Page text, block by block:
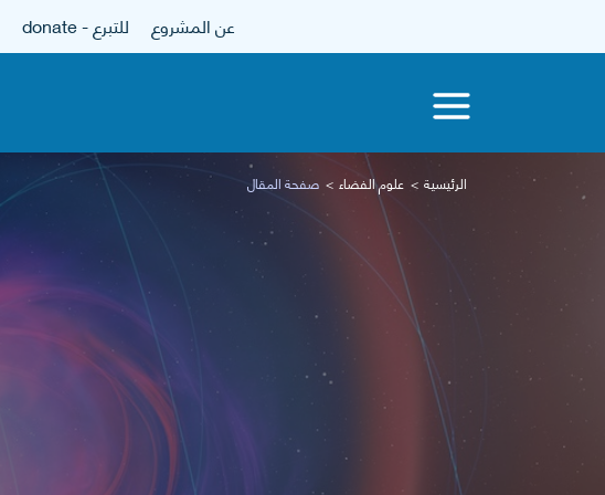
عن المشروع للتبرع - donate
الرئيسية علوم الفضاء صفحة المقال